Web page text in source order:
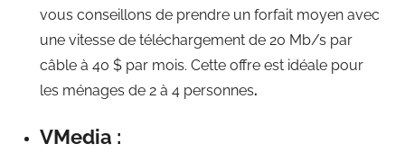
vous conseillons de prendre un forfait moyen avec
une vitesse de téléchargement de 20 Mb/s par
câble à 40 $ par mois. Cette offre est idéale pour
les ménages de 2 à 4 personnes.
VMedia :